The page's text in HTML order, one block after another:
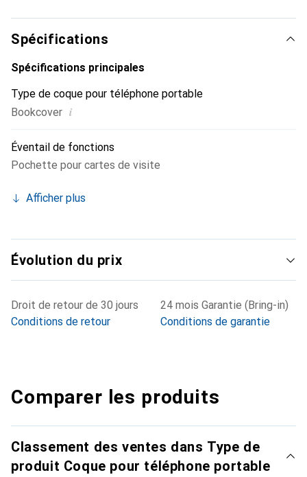
produits de haute qualité, la marque Noreve est un choix
fiable pour une clientèle exigeante.
Spécifications
Spécifications principales
Type de coque pour téléphone portable
Bookcover i
Éventail de fonctions
Pochette pour cartes de visite
Afficher plus
Évolution du prix
Droit de retour de 30 jours
Conditions de retour
24 mois Garantie (Bring-in)
Conditions de garantie
Comparer les produits
Classement des ventes dans Type de
produit Coque pour téléphone portable